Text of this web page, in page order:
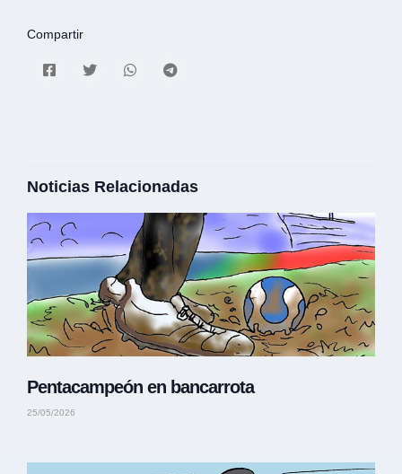
Compartir
Noticias Relacionadas
Pentacampeón en bancarrota
25/05/2026